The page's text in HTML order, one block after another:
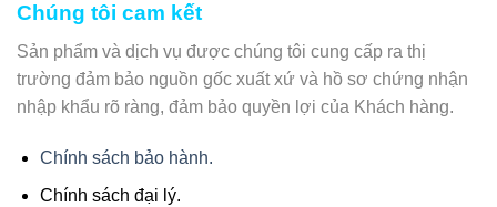
Chúng tôi cam kết
Sản phẩm và dịch vụ được chúng tôi cung cấp ra thị
trường đảm bảo nguồn gốc xuất xứ và hồ sơ chứng nhận
nhập khẩu rõ ràng, đảm bảo quyền lợi của Khách hàng.
Chính sách bảo hành.
Chính sách đại lý.